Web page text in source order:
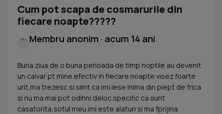
Cum pot scapa de cosmarurile din
fiecare noapte?????
Membru anonim · acum 14 ani
Buna ziua.de o buna perioada de timp noptile au devenit
un calvar pt mine.efectiv in fiecare noapte visez foarte
urit,ma trezesc si simt ca imi iese inima din piept de frica
si nu ma mai pot odihni deloc.specific ca sunt
casatorita,sotul meu imi este alaturi si ma fprijina